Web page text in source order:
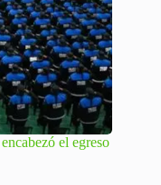
el egreso